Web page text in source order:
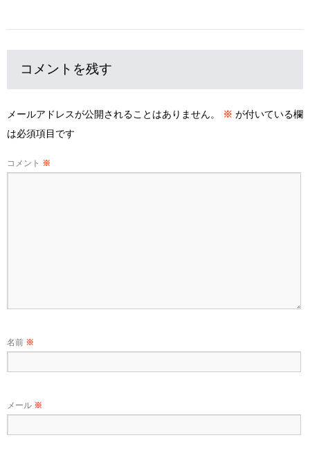
コメントを残す
メールアドレスが公開されることはありません。 ※ が付いている欄
は必須項目です
コメント ※
名前 ※
メール ※